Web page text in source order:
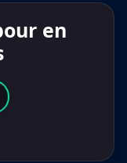
en